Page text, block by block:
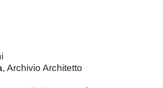
, Archivio Architetto